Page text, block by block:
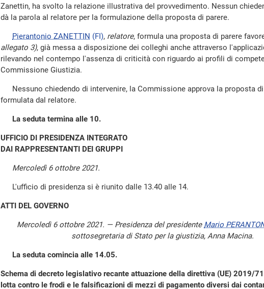
Zanettin, ha svolto la relazione illustrativa del provvedimento. Nessun
dà la parola al relatore per la formulazione della proposta di parere.
Pierantonio ZANETTIN (FI), relatore, formula una proposta di parere
allegato 3), già messa a disposizione dei colleghi anche attraverso
rilevando nel contempo l'assenza di criticità con riguardo ai profili di
Commissione Giustizia.
Nessuno chiedendo di intervenire, la Commissione approva la proposta
formulata dal relatore.
La seduta termina alle 10.
UFFICIO DI PRESIDENZA INTEGRATO
DAI RAPPRESENTANTI DEI GRUPPI
Mercoledì 6 ottobre 2021.
L'ufficio di presidenza si è riunito dalle 13.40 alle 14.
ATTI DEL GOVERNO
Mercoledì 6 ottobre 2021. — Presidenza del presidente Mario
sottosegretaria di Stato per la giustizia, Anna Macina.
La seduta comincia alle 14.05.
Schema di decreto legislativo recante attuazione della direttiva (UE) 2019/
lotta contro le frodi e le falsificazioni di mezzi di pagamento diversi dai